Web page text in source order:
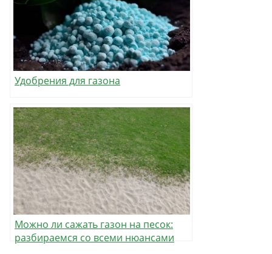
Удобрения для газона
Можно ли сажать газон на песок:
разбираемся со всеми нюансами